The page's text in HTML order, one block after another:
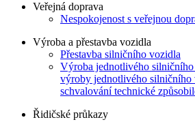
Veřejná doprava
Nespokojenost s veřejnou
Výroba a přestavba vozidla
Přestavba silničního vozidla
Výroba jednotlivého
výroby jednotlivého silničního
schvalování technické
Řidičské průkazy